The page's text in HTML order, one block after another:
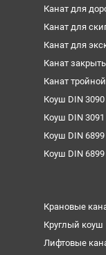
Канат для
Канат для
Канат для
Канат
Канат
Коуш DIN 3090
Коуш DIN 3091
Коуш DIN 6899
Коуш DIN 6899
Крановые
Круглый коуш
Лифтовые